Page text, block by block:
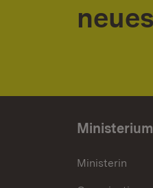
Ministerium
Ministerin